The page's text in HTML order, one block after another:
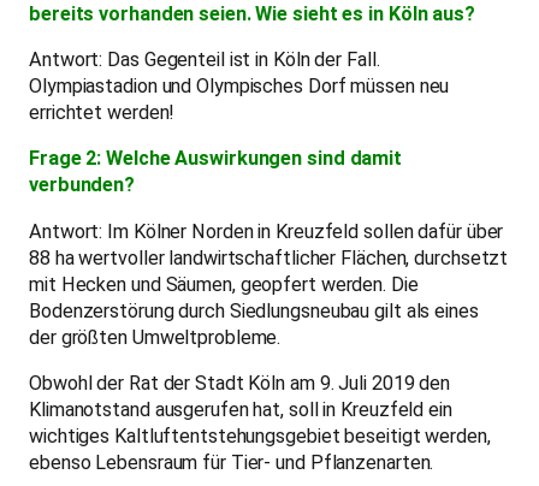
bereits vorhanden seien. Wie sieht es in Köln aus?
Antwort: Das Gegenteil ist in Köln der Fall.
Olympiastadion und Olympisches Dorf müssen neu
errichtet werden!
Frage 2: Welche Auswirkungen sind damit
verbunden?
Antwort: Im Kölner Norden in Kreuzfeld sollen dafür über
88 ha wertvoller landwirtschaftlicher Flächen, durchsetzt
mit Hecken und Säumen, geopfert werden. Die
Bodenzerstörung durch Siedlungsneubau gilt als eines
der größten Umweltprobleme.
Obwohl der Rat der Stadt Köln am 9. Juli 2019 den
Klimanotstand ausgerufen hat, soll in Kreuzfeld ein
wichtiges Kaltluftentstehungsgebiet beseitigt werden,
ebenso Lebensraum für Tier- und Pflanzenarten.